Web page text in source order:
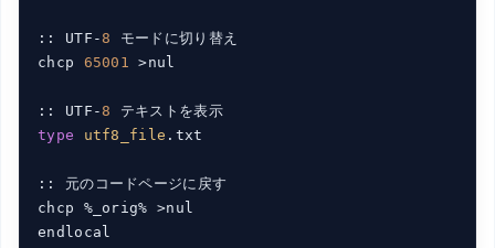
:: UTF-8 モードに切り替え
chcp 65001 >nul
:: UTF-8
テキストを表示
type
utf8_file .txt
:: 元のコードページに戻す
chcp %_orig% >nul